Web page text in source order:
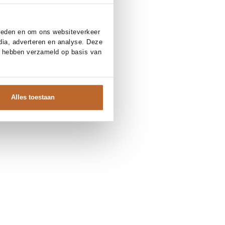
en om ons websiteverkeer
adverteren en analyse. Deze
verzameld op basis van
Alles toestaan